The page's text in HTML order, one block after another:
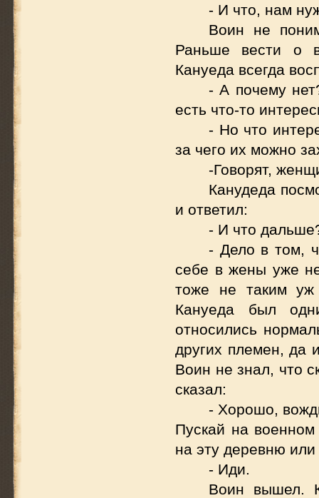
- И что, нам
Воин не
Раньше вести о
Кануеда всегда
- А почему
есть что-то
- Но что
за чего их можно
-Говорят,
Канудеда
и ответил:
- И что
- Дело в том,
себе в жены уже
тоже не таким уж
Кануеда был
относились
других племен, да
Воин не знал, что
сказал:
- Хорошо,
Пускай на
на эту деревню или
- Иди.
Воин вышел.